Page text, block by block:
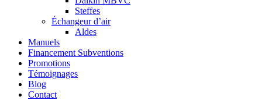
Steffes
Échangeur d’air
Aldes
Manuels
Financement Subventions
Promotions
Témoignages
Blog
Contact